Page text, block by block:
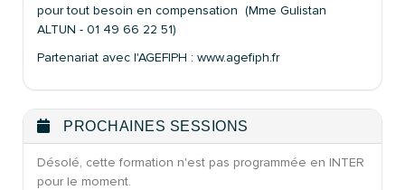
pour tout besoin en compensation (Mme Gulistan
ALTUN - 01 49 66 22 51)
Partenariat avec l'AGEFIPH : www.agefiph.fr
PROCHAINES SESSIONS
Désolé, cette formation n'est pas programmée en INTER
pour le moment.